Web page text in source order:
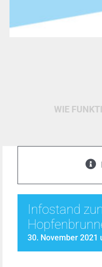
WIE
Infostand
30. November 2021